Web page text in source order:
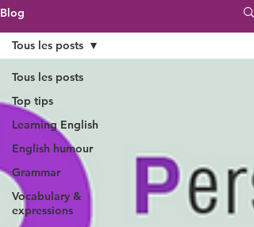
Blog
Tous les posts
Top tips
Learning English
English humour
Grammar
Vocabulary &
expressions
Tous les posts